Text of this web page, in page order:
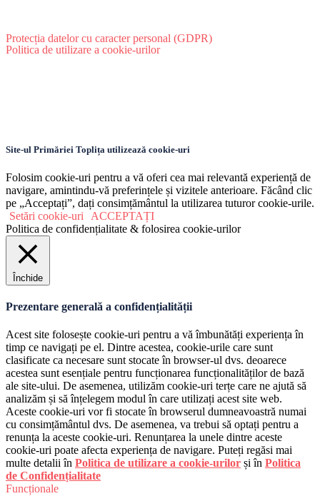
Protecția datelor cu caracter personal (GDPR)
Politica de utilizare a cookie-urilor
Site-ul Primăriei Toplița utilizează cookie-uri
Folosim cookie-uri pentru a vă oferi cea mai relevantă experiență de
navigare, amintindu-vă preferințele și vizitele anterioare. Făcând clic
pe „Acceptați”, dați consimțământul la utilizarea tuturor cookie-urile.
Setări cookie-uri
ACCEPTAȚI
Politica de confidențialitate & folosirea cookie-urilor
Închide
Prezentare generală a confidențialității
Acest site folosește cookie-uri pentru a vă îmbunătăți experiența în
timp ce navigați pe el. Dintre acestea, cookie-urile care sunt
clasificate ca necesare sunt stocate în browser-ul dvs. deoarece
acestea sunt esențiale pentru funcționarea funcționalităților de bază
ale site-ului. De asemenea, utilizăm cookie-uri terțe care ne ajută să
analizăm și să înțelegem modul în care utilizați acest site web.
Aceste cookie-uri vor fi stocate în browserul dumneavoastră numai
cu consimțământul dvs. De asemenea, va trebui să optați pentru a
renunța la aceste cookie-uri. Renunțarea la unele dintre aceste
cookie-uri poate afecta experiența de navigare. Puteți regăsi mai
multe detalii în Politica de utilizare a cookie-urilor și în Politica
de Confidențialitate
Funcționale